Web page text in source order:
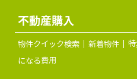
不動産購入
物件クイック検索 新着物件
になる費用